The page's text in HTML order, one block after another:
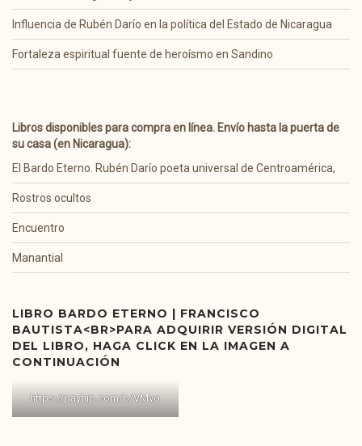
Influencia de Rubén Darío en la política del Estado de Nicaragua
Fortaleza espiritual fuente de heroísmo en Sandino
Libros disponibles para compra en línea. Envío hasta la puerta de
su casa (en Nicaragua):
El Bardo Eterno. Rubén Darío poeta universal de Centroamérica,
Rostros ocultos
Encuentro
Manantial
LIBRO BARDO ETERNO | FRANCISCO
BAUTISTA<BR>PARA ADQUIRIR VERSIÓN DIGITAL
DEL LIBRO, HAGA CLICK EN LA IMAGEN A
CONTINUACIÓN
https://payhip.com/b/VMvo